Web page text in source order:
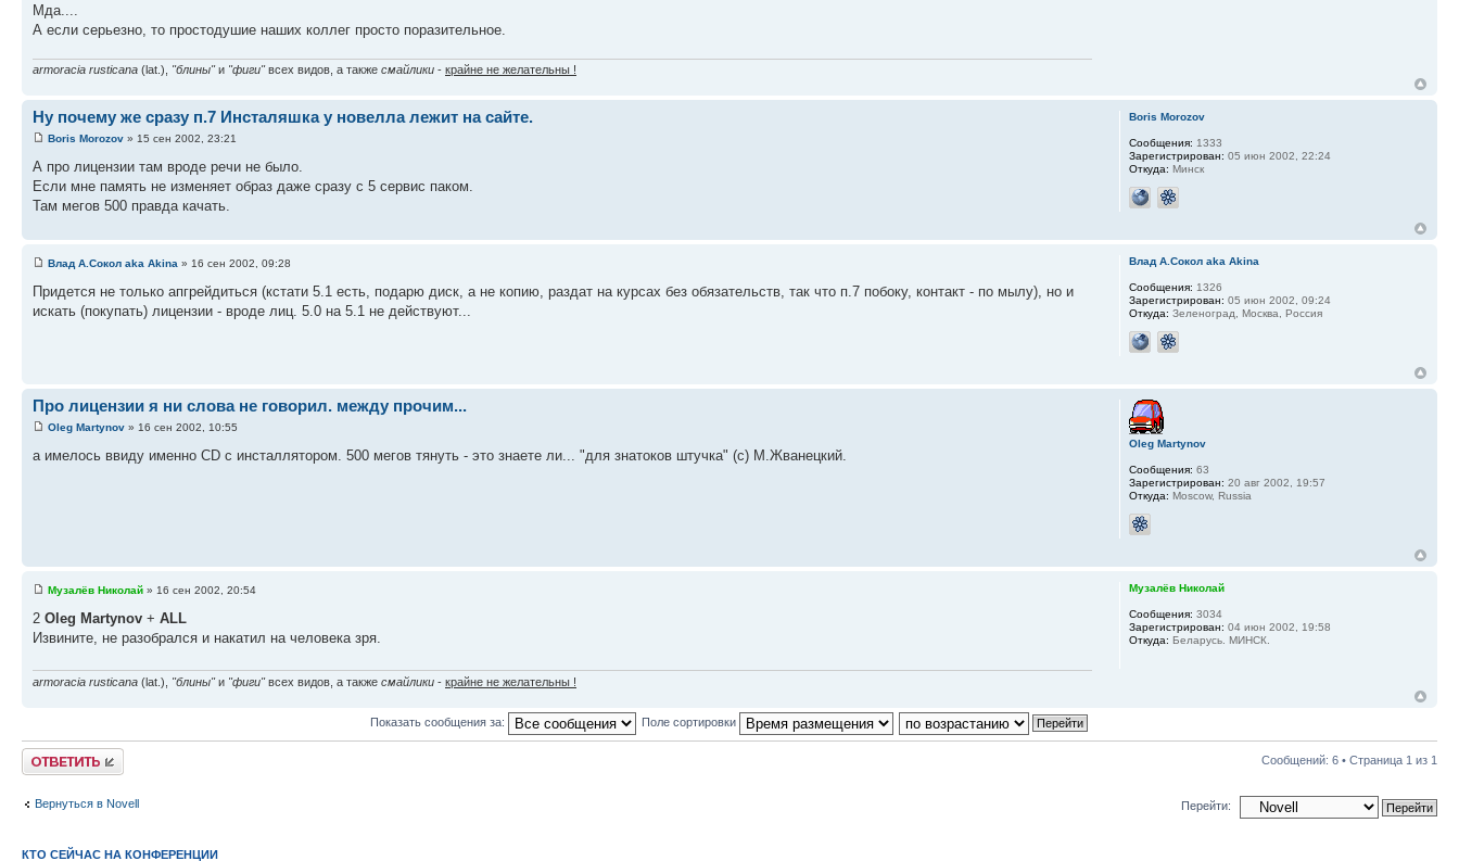
Мда....
А если серьезно, то простодушие наших коллег просто поразительное.
armoracia rusticana (lat.), "блины"и "фиги"всех видов, а также смайлики - крайне не желательны !
Ну почему же сразу п.7 Инсталяшка у новелла лежит на сайте.
Boris Morozov » 15 сен 2002, 23:21
А про лицензии там вроде речи не было.
Если мне память не изменяет образ даже сразу с 5 сервис паком.
Там мегов 500 правда качать.
Boris Morozov
Сообщения: 1333
Зарегистрирован: 05 июн 2002, 22:24
Откуда: Минск
Влад А.Сокол aka Akina » 16 сен 2002, 09:28
Придется не только апгрейдиться (кстати 5.1 есть, подарю диск, а не копию, раздат на курсах без обязательств, так что п.7 побоку, контакт - по мылу), но и
искать (покупать) лицензии - вроде лиц. 5.0 на 5.1 не действуют...
Влад А.Сокол aka Akina
Сообщения: 1326
Зарегистрирован: 05 июн 2002, 09:24
Откуда: Зеленоград, Москва, Россия
Про лицензии я ни слова не говорил. между прочим...
Oleg Martynov » 16 сен 2002, 10:55
а имелось ввиду именно CD с инсталлятором. 500 мегов тянуть - это знаете ли... "для знатоков штучка" (с) М.Жванецкий.
Oleg Martynov
Сообщения: 63
Зарегистрирован: 20 авг 2002, 19:57
Откуда: Moscow, Russia
Музалёв Николай » 16 сен 2002, 20:54
2 Oleg Martynov + ALL
Извините, не разобрался и накатил на человека зря.
armoracia rusticana (lat.), "блины"и "фиги"всех видов, а также смайлики - крайне не желательны !
Музалёв Николай
Сообщения: 3034
Зарегистрирован: 04 июн 2002, 19:58
Откуда: Беларусь. МИНСК.
Показать сообщения за: Поле сортировки
Ответить Сообщений: 6 • Страница 1 из 1
Вернуться в Novell Перейти:
КТО СЕЙЧАС НА КОНФЕРЕНЦИИ